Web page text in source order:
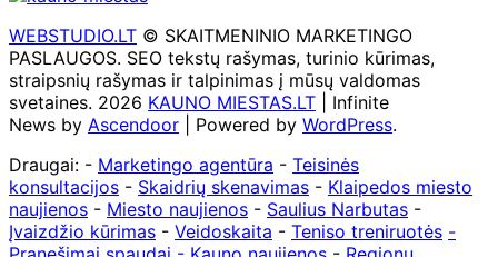
WEBSTUDIO.LT © SKAITMENINIO MARKETINGO
PASLAUGOS. SEO tekstų rašymas, turinio kūrimas,
straipsnių rašymas ir talpinimas į mūsų valdomas
svetaines. 2026 KAUNO MIESTAS.LT | Infinite
News by Ascendoor | Powered by WordPress.
Draugai: - Marketingo agentūra - Teisinės
konsultacijos - Skaidrių skenavimas - Klaipedos miesto
naujienos - Miesto naujienos - Saulius Narbutas -
Įvaizdžio kūrimas - Veidoskaita - Teniso treniruotės -